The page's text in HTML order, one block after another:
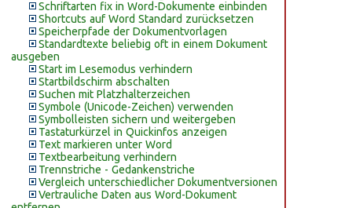
Schriftarten fix in Word-Dokumente einbinden
Shortcuts auf Word Standard zurücksetzen
Speicherpfade der Dokumentvorlagen
Standardtexte beliebig oft in einem Dokument
ausgeben
Start im Lesemodus verhindern
Startbildschirm abschalten
Suchen mit Platzhalterzeichen
Symbole (Unicode-Zeichen) verwenden
Symbolleisten sichern und weitergeben
Tastaturkürzel in Quickinfos anzeigen
Text markieren unter Word
Textbearbeitung verhindern
Trennstriche - Gedankenstriche
Vergleich unterschiedlicher Dokumentversionen
Vertrauliche Daten aus Word-Dokument